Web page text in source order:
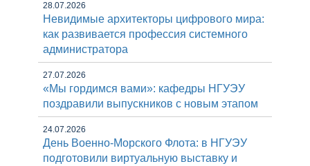
28.07.2026
Невидимые архитекторы цифрового мира:
как развивается профессия системного
администратора
27.07.2026
«Мы гордимся вами»: кафедры НГУЭУ
поздравили выпускников с новым этапом
24.07.2026
День Военно-Морского Флота: в НГУЭУ
подготовили виртуальную выставку и